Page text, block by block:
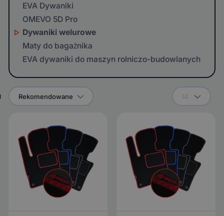
EVA Dywaniki
OMEVO 5D Pro
Dywaniki welurowe
Maty do bagażnika
EVA dywaniki do maszyn rolniczo-budowlanych
Rekomendowane